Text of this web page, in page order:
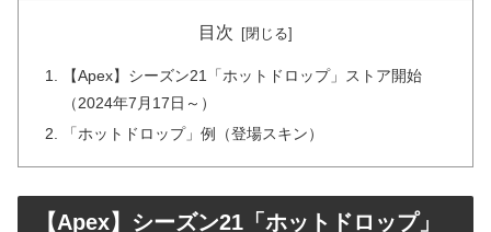
目次
【Apex】シーズン21「ホットドロップ」ストア開始
（2024年7月17日～）
「ホットドロップ」例（登場スキン）
【Apex】シーズン21「ホットドロップ」